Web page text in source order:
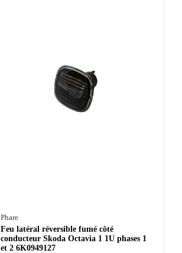
Phare
Feu latéral réversible fumé côté
conducteur Skoda Octavia 1 1U phases 1
et 2 6K0949127